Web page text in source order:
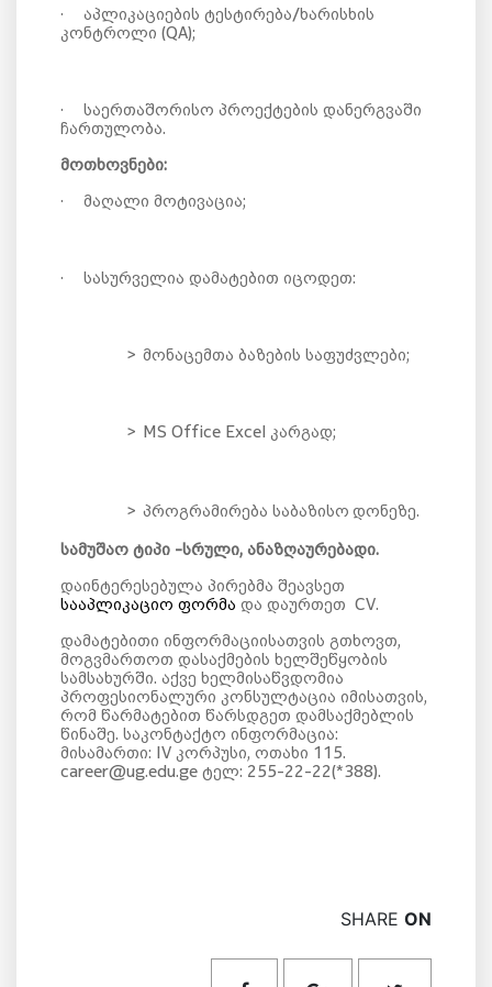
·
აპლიკაციების ტესტირება/ხარისხის
კონტროლი (QA);
·
საერთაშორისო პროექტების დანერგვაში
ჩართულობა.
მოთხოვნები:
·
მაღალი მოტივაცია;
· სასურველია დამატებით იცოდეთ:
> მონაცემთა ბაზების საფუძვლები;
> MS Office Excel კარგად;
> პროგრამირება საბაზისო დონეზე.
სამუშაო ტიპი -სრული, ანაზღაურებადი.
დაინტერესებულა პირებმა შეავსეთ
სააპლიკაციო ფორმა და დაურთეთ CV.
დამატებითი ინფორმაციისათვის გთხოვთ,
მოგვმართოთ დასაქმების ხელშეწყობის
სამსახურში. აქვე ხელმისაწვდომია
პროფესიონალური კონსულტაცია იმისათვის,
რომ წარმატებით წარსდგეთ დამსაქმებლის
წინაშე. საკონტაქტო ინფორმაცია:
მისამართი: IV კორპუსი, ოთახი 115.
career@ug.edu.ge ტელ: 255-22-22(*388).
SHARE ON